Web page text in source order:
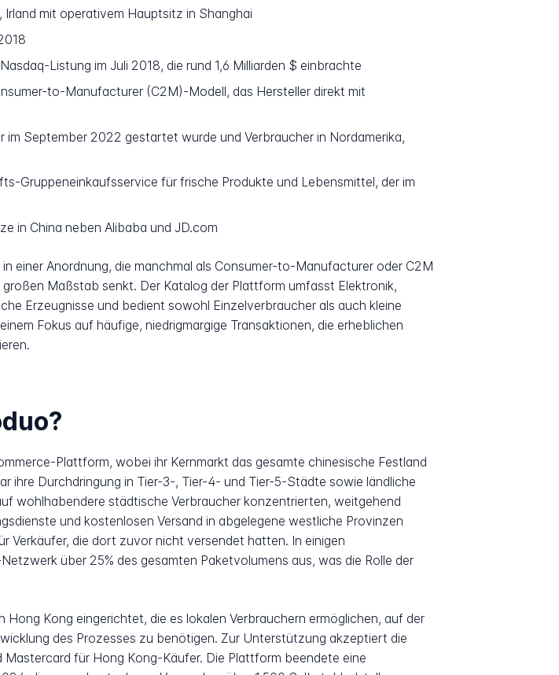
mit operativem Hauptsitz in Shanghai
Listung im Juli 2018, die rund 1,6 Milliarden $ einbrachte
to-Manufacturer (C2M)-Modell, das Hersteller direkt mit
im September 2022 gestartet wurde und Verbraucher in Nordamerika,
Gruppeneinkaufsservice für frische Produkte und Lebensmittel, der im
in China neben Alibaba und JD.com
einer Anordnung, die manchmal als Consumer-to-Manufacturer oder C2M
Maßstab senkt. Der Katalog der Plattform umfasst Elektronik,
Erzeugnisse und bedient sowohl Einzelverbraucher als auch kleine
Fokus auf häufige, niedrigmargige Transaktionen, die erheblichen
Plattform, wobei ihr Kernmarkt das gesamte chinesische Festland
ihre Durchdringung in Tier-3-, Tier-4- und Tier-5-Städte sowie ländliche
wohlhabendere städtische Verbraucher konzentrierten, weitgehend
und kostenlosen Versand in abgelegene westliche Provinzen
Verkäufer, die dort zuvor nicht versendet hatten. In einigen
über 25% des gesamten Paketvolumens aus, was die Rolle der
Kong eingerichtet, die es lokalen Verbrauchern ermöglichen, auf der
des Prozesses zu benötigen. Zur Unterstützung akzeptiert die
für Hong Kong-Käufer. Die Plattform beendete eine